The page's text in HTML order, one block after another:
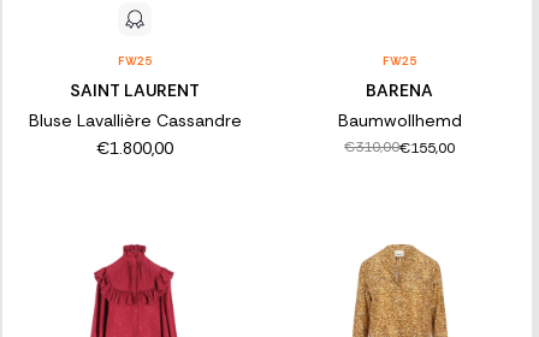
FW25
SAINT LAURENT
Bluse Lavallière Cassandre
€1.800,00
FW25
BARENA
Baumwollhemd
€310,00€155,00